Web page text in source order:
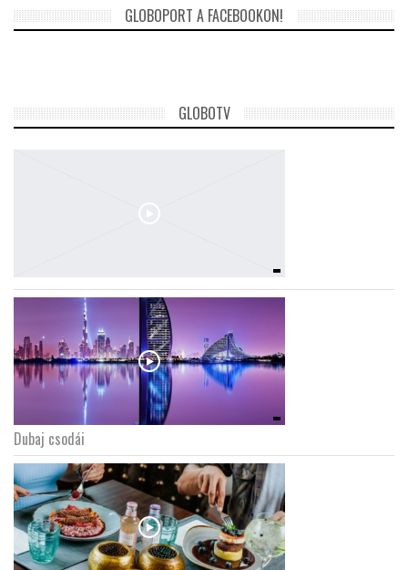
GLOBOPORT A FACEBOOKON!
GLOBOTV
Dubaj csodái